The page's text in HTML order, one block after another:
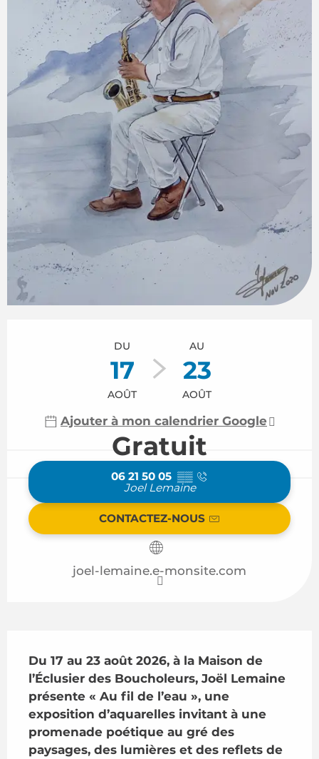
DU
17
AOÛT
AU
23
AOÛT
Ajouter à mon calendrier Google
Gratuit
06 21 50 05 ▒▒
Joel Lemaine
CONTACTEZ-NOUS
joel-lemaine.e-monsite.com
Du 17 au 23 août 2026, à la Maison de
l’Éclusier des Boucholeurs, Joël Lemaine
présente « Au fil de l’eau », une
exposition d’aquarelles invitant à une
promenade poétique au gré des
paysages, des lumières et des reflets de